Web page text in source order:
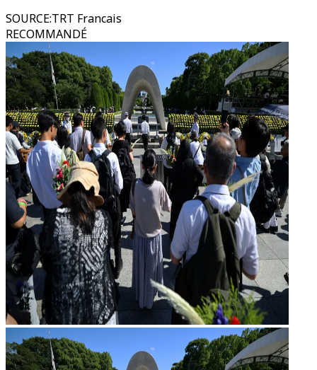
SOURCE:TRT Francais
RECOMMANDÉ